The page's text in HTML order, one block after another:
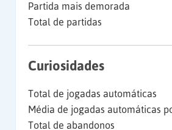
Partida mais demorada
Total de partidas
Curiosidades
Total de jogadas automáticas
Média de jogadas automáticas
Total de abandonos